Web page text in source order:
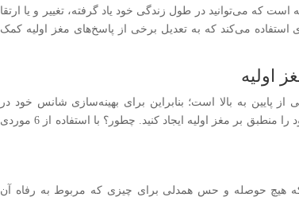
که می‌توانید در طول زندگی خود یاد گرفته، تغییر و یا ارتقا
استفاده می‌کند که به تعدیل برخی از پاسخ‌های مغز اولیه کمک
اولیه
پایین به بالا است؛ بنابراین برای بهینه‌سازی شانس خود در
نتیجه‌گیری از تبلیغات، باید قبل از هر چیز پیام خود را منطبق بر مغز اولیه ایجاد کنید. چطور؟ با استفاده از 6 موردی
که هیچ حوصله و حس همدلی برای چیزی که مربوط به رفاه آن